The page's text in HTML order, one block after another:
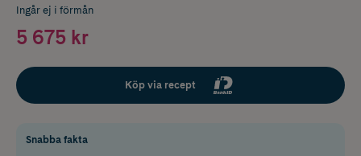
Ingår ej i förmån
5 675 kr
Köp via recept
Snabba fakta